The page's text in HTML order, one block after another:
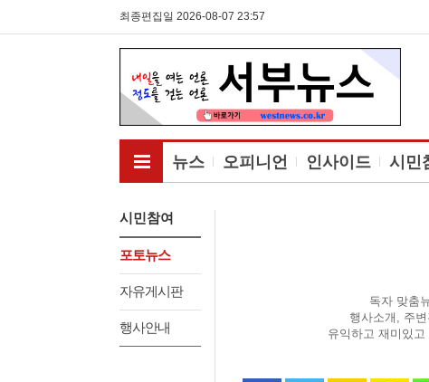
최종편집일 2026-08-07 23:57
뉴스 오피니언 인사이드 시민
전체메뉴보기
시민참여
포토뉴스
자유게시판
행사안내
독자 맞춤
행사소개, 주
유익하고 재미있